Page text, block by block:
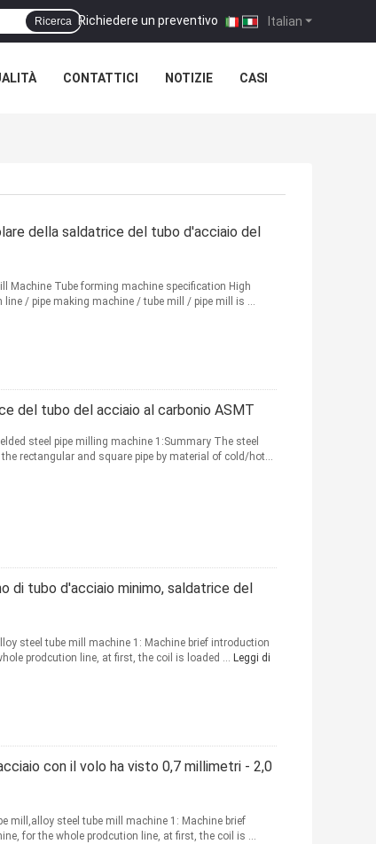
Italian
Richiedere un preventivo |
Ricerca
CONTATTICI NOTIZIE CASI
della saldatrice del tubo d'acciaio del
Machine Tube forming machine specification High
line / pipe making machine / tube mill / pipe mill is ...
del tubo del acciaio al carbonio ASMT
steel pipe milling machine 1:Summary The steel
rectangular and square pipe by material of cold/hot...
di tubo d'acciaio minimo, saldatrice del
steel tube mill machine 1: Machine brief introduction
prodcution line, at first, the coil is loaded ... Leggi di
con il volo ha visto 0,7 millimetri - 2,0
mill,alloy steel tube mill machine 1: Machine brief
for the whole prodcution line, at first, the coil is ...